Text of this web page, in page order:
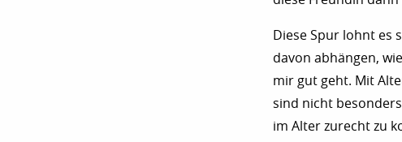
Diese Spur lohnt es
davon abhängen,
mir gut geht. Mit
sind nicht
im Alter zurecht zu